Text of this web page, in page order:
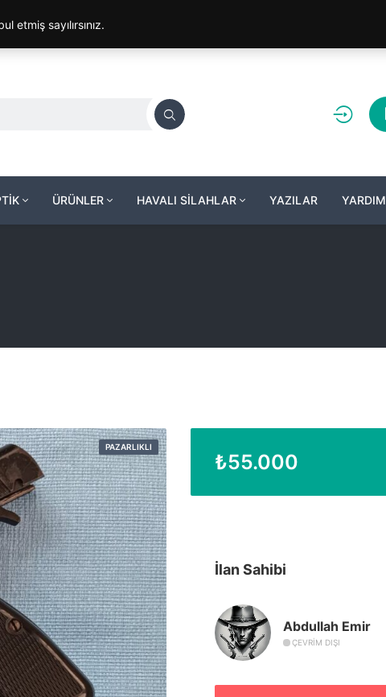
ÜRÜNLER HAVALI SİLAHLAR YAZILAR YARDIM
PAZARLIKLI
₺55.000
İlan Sahibi
Abdullah Emir
ÇEVRIM DIŞI
etmiş sayılırsınız.